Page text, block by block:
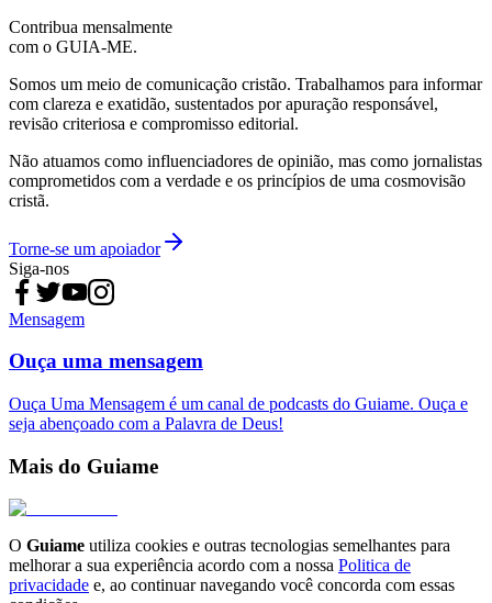
Contribua mensalmente
com o GUIA-ME.
Somos um meio de comunicação cristão. Trabalhamos para informar
com clareza e exatidão, sustentados por apuração responsável,
revisão criteriosa e compromisso editorial.
Não atuamos como influenciadores de opinião, mas como jornalistas
comprometidos com a verdade e os princípios de uma cosmovisão
cristã.
Torne-se um apoiador
Siga-nos
Mensagem
Ouça uma mensagem
Ouça Uma Mensagem é um canal de podcasts do Guiame. Ouça e
seja abençoado com a Palavra de Deus!
Mais do Guiame
O Guiame utiliza cookies e outras tecnologias semelhantes para
melhorar a sua experiência acordo com a nossa Politica de
privacidade e, ao continuar navegando você concorda com essas